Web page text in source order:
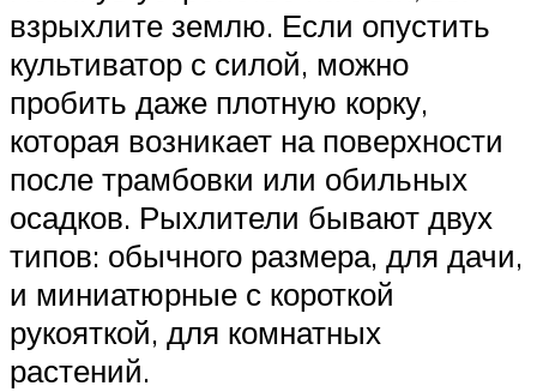
взрыхлите землю. Если опустить
культиватор с силой, можно
пробить даже плотную корку,
которая возникает на поверхности
после трамбовки или обильных
осадков. Рыхлители бывают двух
типов: обычного размера, для дачи,
и миниатюрные с короткой
рукояткой, для комнатных
растений.